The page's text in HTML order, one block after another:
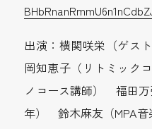
出演：横関咲栄（ゲ
岡知恵子（リトミック
ノコース講師） 福田万
年） 鈴木麻友（MPA音